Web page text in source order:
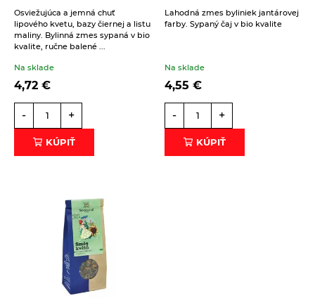
Osviežujúca a jemná chuť
lipového kvetu, bazy čiernej a listu
maliny. Bylinná zmes sypaná v bio
kvalite, ručne balené ...
Na sklade
4,72 €
- +
KÚPIŤ
Lahodná zmes byliniek jantárovej
farby. Sypaný čaj v bio kvalite
Na sklade
4,55 €
- +
KÚPIŤ